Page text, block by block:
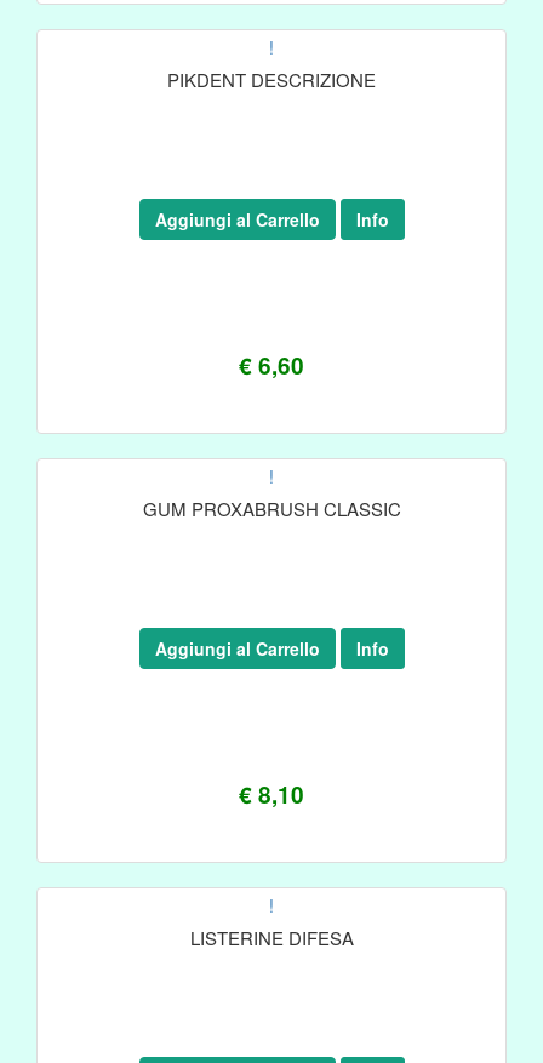
!
PIKDENT DESCRIZIONE
€ 6,60
Aggiungi al Carrello Info
!
GUM PROXABRUSH CLASSIC
€ 8,10
Aggiungi al Carrello Info
!
LISTERINE DIFESA